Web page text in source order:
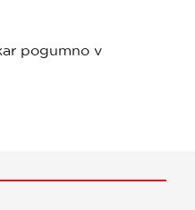
pogumno v